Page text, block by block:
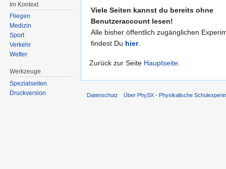
Viele Seiten kannst du bereits ohne
Benutzeraccount lesen!
Alle bisher öffentlich zugänglichen
findest Du hier.
Zurück zur Seite Hauptseite
Im Kontext
Fliegen
Medizin
Sport
Verkehr
Wetter
Werkzeuge
Spezialseiten
Druckversion
Datenschutz Über PhySX - Physikalische